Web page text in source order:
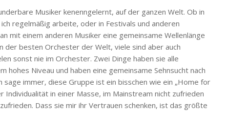
Musiker kenenngelernt, auf der ganzen Welt. Ob in
regelmäßig arbeite, oder in Festivals und anderen
mit einem anderen Musiker eine gemeinsame Wellenlänge
der besten Orchester der Welt, viele sind aber auch
sonst nie im Orchester. Zwei Dinge haben sie alle
hohes Niveau und haben eine gemeinsame Sehnsucht nach
sage immer, diese Gruppe ist ein bisschen wie ein „Home for
Individualität in einer Masse, im Mainstream nicht zufrieden
Dass sie mir ihr Vertrauen schenken, ist das größte